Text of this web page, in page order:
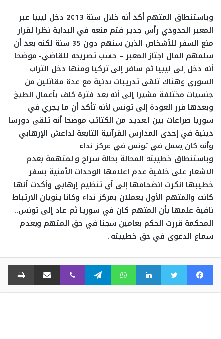
وباستنطاق المتهم أكد أنه خلال سنة 2013 دخل ليبيا عبر
المعبر الحدودي رأس جدير فتم منعه في البداية نظرا لقرار
منع السفر للأشخاص الذين سنهم دون 35 سنة لكنه بعد أن
سلمهم المال اجتاز المعبر – حسب تصريحه للقاضي- موضحا
أنه دخل إلى ليبيا ثم سافر إلى تركيا ومنها دخل التراب
السوري وهناك تلقى تدريبات بدنية مع عدة مقاتلين من
جنسيات مختلفة مشيرا إلى أنه بعد فترة كلف بأعمال الطبخ
وبعدها قرر العودة إلى تونس لأنه تأكد أن ما يجري في
سوريا صراعات بين العديد من الكتائب موضحا أنه تلقى دورسا
دينية في إحدى المدارس القرآنية التابعة لداعش الإرهابي
وأنه كان يعمل في تونس في مركز نداء
وباستنطاق خطيبته المحالة بحالة سراح والمتهمة بعدم
الاشعار على خلفية عدم اعلامها الوحدات الأمنية بسفر
خطيبها انكرت انضمامها إلى أي تنظيم إرهابي وأكدت أنها
كانت والمتهم الأول يعملان بمركز نداء وكانا ينويان الارتباط
نافية علمها بأن المتهم كان في سوريا ثم عاد إلى تونس..
المحكمة قررت الحكم بعامين سجنا في حق المتهم وبعدم
سماع الدعوى في حق خطيبته..
فيسبوك تويتر لينكدإن واتساب تيلقرام ڤايبر مشاركة عبر البريد